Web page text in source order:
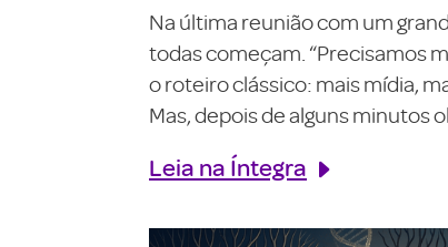
Na última reunião com um
todas começam. “Precisamos
o roteiro clássico: mais mídia,
Mas, depois de alguns minutos
Leia na Íntegra